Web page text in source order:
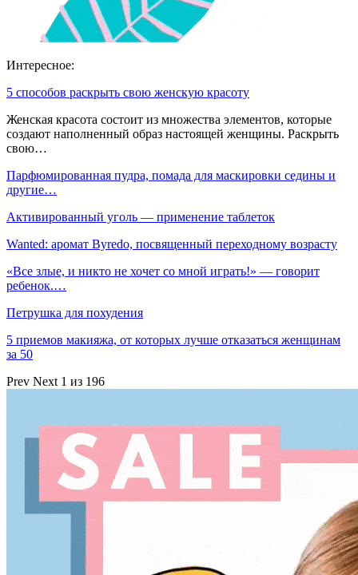
Интересное:
5 способов раскрыть свою женскую красоту
Женская красота состоит из множества элементов, которые
создают наполненный образ настоящей женщины. Раскрыть
свою…
Парфюмированная пудра, помада для маскировки седины и
другие…
Активированный уголь — применение таблеток
Wanted: аромат Byredo, посвященный переходному возрасту
«Все злые, и никто не хочет со мной играть!» — говорит
ребенок.…
Петрушка для похудения
5 приемов макияжа, от которых лучше отказаться женщинам
за 50
Prev Next 1 из 196